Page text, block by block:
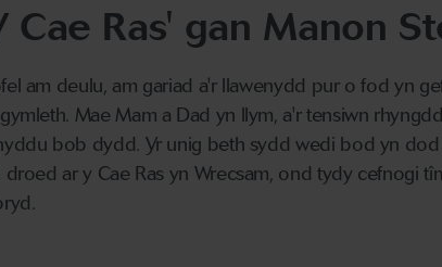
Cae Ras' gan Manon
am deulu, am gariad a'r llawenydd pur o fod yn
Mae Mam a Dad yn llym, a'r tensiwn
bob dydd. Yr unig beth sydd wedi bod yn
droed ar y Cae Ras yn Wrecsam, ond tydy cefnogi